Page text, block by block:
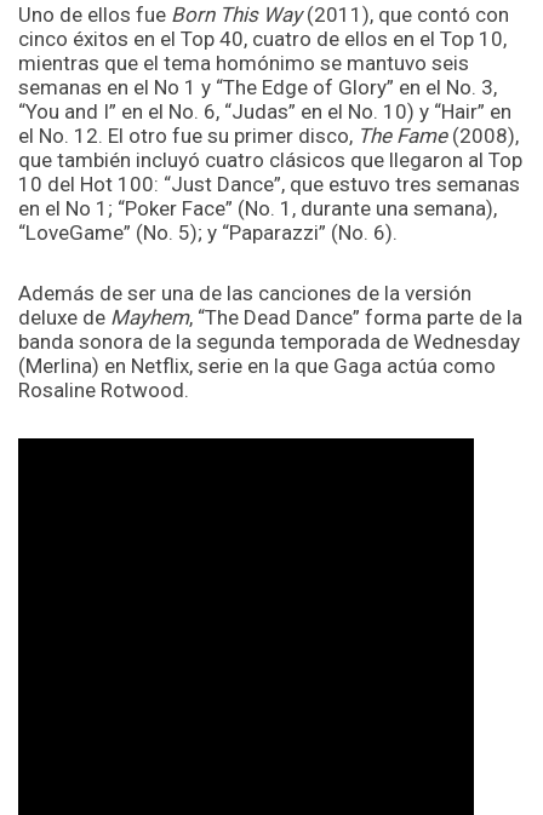
Uno de ellos fue Born This Way(2011), que contó con
cinco éxitos en el Top 40, cuatro de ellos en el Top 10,
mientras que el tema homónimo se mantuvo seis
semanas en el No 1 y “The Edge of Glory” en el No. 3,
“You and I” en el No. 6, “Judas” en el No. 10) y “Hair” en
el No. 12. El otro fue su primer disco, The Fame(2008),
que también incluyó cuatro clásicos que llegaron al Top
10 del Hot 100: “Just Dance”, que estuvo tres semanas
en el No 1; “Poker Face” (No. 1, durante una semana),
“LoveGame” (No. 5); y “Paparazzi” (No. 6).
Además de ser una de las canciones de la versión
deluxe de Mayhem, “The Dead Dance” forma parte de la
banda sonora de la segunda temporada de Wednesday
(Merlina) en Netflix, serie en la que Gaga actúa como
Rosaline Rotwood.